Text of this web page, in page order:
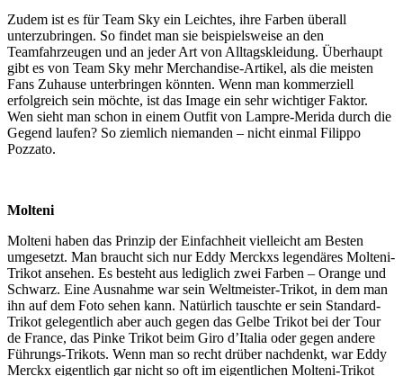
Zudem ist es für Team Sky ein Leichtes, ihre Farben überall
unterzubringen. So findet man sie beispielsweise an den
Teamfahrzeugen und an jeder Art von Alltagskleidung. Überhaupt
gibt es von Team Sky mehr Merchandise-Artikel, als die meisten
Fans Zuhause unterbringen könnten. Wenn man kommerziell
erfolgreich sein möchte, ist das Image ein sehr wichtiger Faktor.
Wen sieht man schon in einem Outfit von Lampre-Merida durch die
Gegend laufen? So ziemlich niemanden – nicht einmal Filippo
Pozzato.
Molteni
Molteni haben das Prinzip der Einfachheit vielleicht am Besten
umgesetzt. Man braucht sich nur Eddy Merckxs legendäres Molteni-
Trikot ansehen. Es besteht aus lediglich zwei Farben – Orange und
Schwarz. Eine Ausnahme war sein Weltmeister-Trikot, in dem man
ihn auf dem Foto sehen kann. Natürlich tauschte er sein Standard-
Trikot gelegentlich aber auch gegen das Gelbe Trikot bei der Tour
de France, das Pinke Trikot beim Giro d’Italia oder gegen andere
Führungs-Trikots. Wenn man so recht drüber nachdenkt, war Eddy
Merckx eigentlich gar nicht so oft im eigentlichen Molteni-Trikot